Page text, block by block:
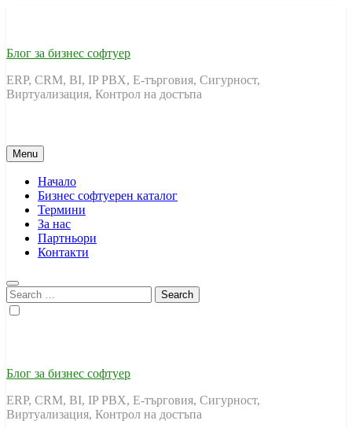
Блог за бизнес софтуер
ERP, CRM, BI, IP PBX, Е-търговия, Сигурност,
Виртуализация, Контрол на достъпа
Menu
Начало
Бизнес софтуерен каталог
Термини
За нас
Партньори
Контакти
Search
for:
Блог за бизнес софтуер
ERP, CRM, BI, IP PBX, Е-търговия, Сигурност,
Виртуализация, Контрол на достъпа